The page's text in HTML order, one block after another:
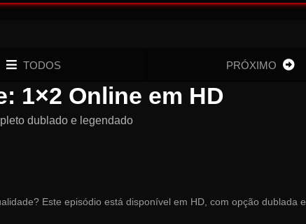
TODOS PRÓXIMO
1×2 Online em HD
dublado e legendado
Este episódio está disponível em HD, com opção dublada e